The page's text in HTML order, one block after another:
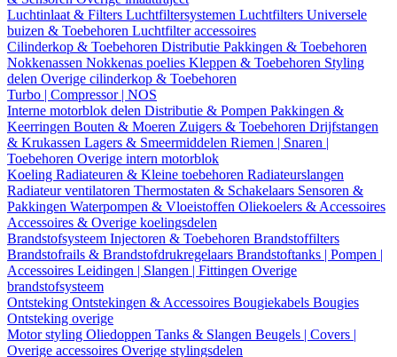
Luchtinlaat & Filters Luchtfiltersystemen Luchtfilters Universele
buizen & Toebehoren Luchtfilter accessoires
Cilinderkop & Toebehoren Distributie Pakkingen & Toebehoren
Nokkenassen Nokkenas poelies Kleppen & Toebehoren Styling
delen Overige cilinderkop & Toebehoren
Turbo | Compressor | NOS
Interne motorblok delen Distributie & Pompen Pakkingen &
Keerringen Bouten & Moeren Zuigers & Toebehoren Drijfstangen
& Krukassen Lagers & Smeermiddelen Riemen | Snaren |
Toebehoren Overige intern motorblok
Koeling Radiateuren & Kleine toebehoren Radiateurslangen
Radiateur ventilatoren Thermostaten & Schakelaars Sensoren &
Pakkingen Waterpompen & Vloeistoffen Oliekoelers & Accessoires
Accessoires & Overige koelingsdelen
Brandstofsysteem Injectoren & Toebehoren Brandstoffilters
Brandstofrails & Brandstofdrukregelaars Brandstoftanks | Pompen |
Accessoires Leidingen | Slangen | Fittingen Overige
brandstofsysteem
Ontsteking Ontstekingen & Accessoires Bougiekabels Bougies
Ontsteking overige
Motor styling Oliedoppen Tanks & Slangen Beugels | Covers |
Overige accessoires Overige stylingsdelen